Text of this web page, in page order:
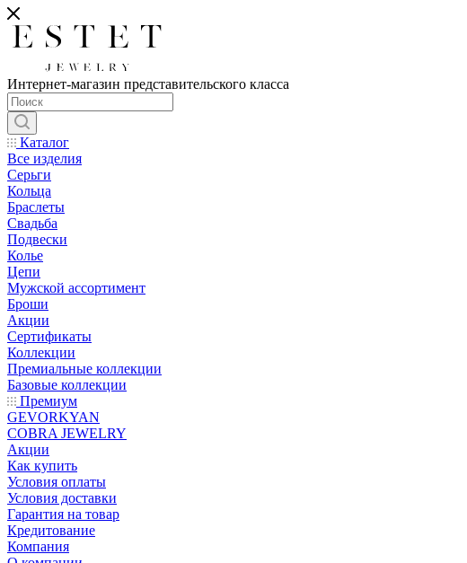
Интернет-магазин представительского класса
Каталог
Все изделия
Серьги
Кольца
Браслеты
Свадьба
Подвески
Колье
Цепи
Мужской ассортимент
Броши
Акции
Сертификаты
Коллекции
Премиальные коллекции
Базовые коллекции
Премиум
GEVORKYAN
COBRA JEWELRY
Акции
Как купить
Условия оплаты
Условия доставки
Гарантия на товар
Кредитование
Компания